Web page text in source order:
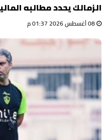
الزمالك يحدد مطالبه